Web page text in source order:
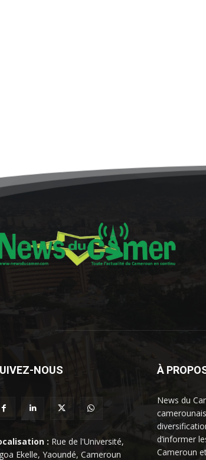
NOUS
: Rue de l'Université,
Ekelle, Yaoundé, Cameroun
À
News du
d’informer
Cameroun